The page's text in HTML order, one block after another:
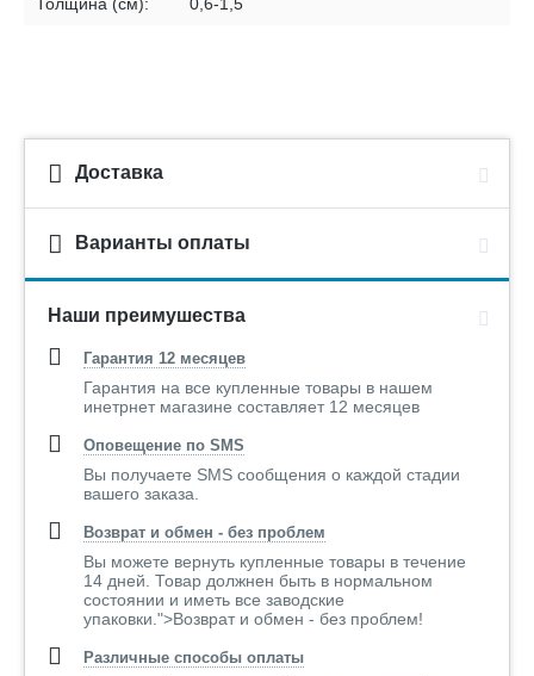
Толщина (см): 0,6-1,5
Доставка
Варианты оплаты
Наши преимушества
Гарантия 12 месяцев
Гарантия на все купленные товары в нашем
инетрнет магазине составляет 12 месяцев
Оповещение по SMS
Вы получаете SMS сообщения о каждой стадии
вашего заказа.
Возврат и обмен - без проблем
Вы можете вернуть купленные товары в течение
14 дней. Товар должнен быть в нормальном
состоянии и иметь все заводские
упаковки.">Возврат и обмен - без проблем!
Различные способы оплаты